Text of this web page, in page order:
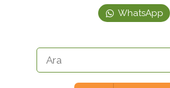
Japon Akmaz Yıkama
WhatsApp